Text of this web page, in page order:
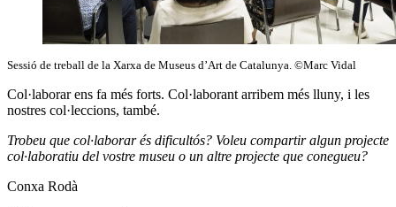
Sessió de treball de la Xarxa de Museus d’Art de Catalunya. ©Marc Vidal
Col·laborar ens fa més forts. Col·laborant arribem més lluny, i les
nostres col·leccions, també.
Trobeu que col·laborar és dificultós? Voleu compartir algun projecte
col·laboratiu del vostre museu o un altre projecte que conegueu?
Conxa Rodà